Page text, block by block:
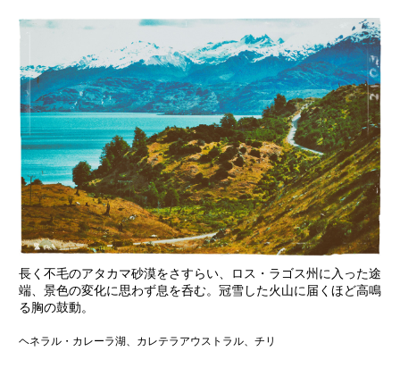
長く不毛のアタカマ砂漠をさすらい、ロス・ラゴス州に入った途
端、景色の変化に思わず息を呑む。冠雪した火山に届くほど高鳴
る胸の鼓動。
ヘネラル・カレーラ湖、カレテラアウストラル、チリ